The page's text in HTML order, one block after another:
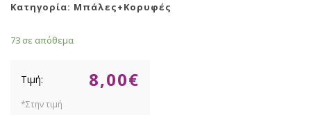
Κατηγορία: Μπάλες+Κορυφές
73 σε απόθεμα
8,00€